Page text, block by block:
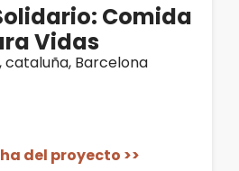
Comida
Vidas
cataluña, Barcelona
del proyecto >>